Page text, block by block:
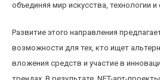
объединяя мир искусства, технологии
Развитие этого направления
возможности для тех, кто ищет
вложения средств и участие в